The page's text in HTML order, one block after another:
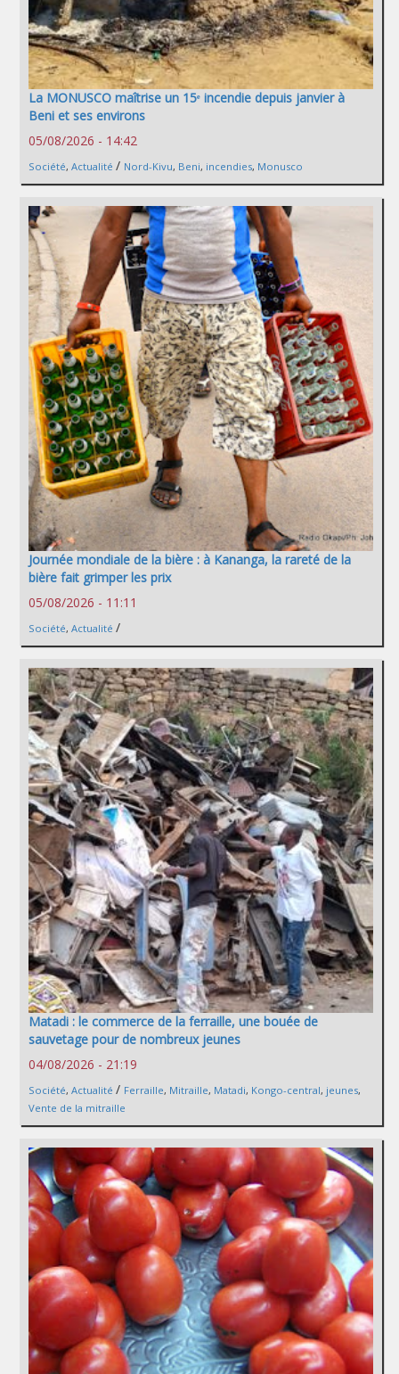
La MONUSCO maîtrise un 15ᵉ incendie depuis janvier à
Beni et ses environs
05/08/2026 - 14:42
Société, Actualité / Nord-Kivu, Beni, incendies, Monusco
Journée mondiale de la bière : à Kananga, la rareté de la
bière fait grimper les prix
05/08/2026 - 11:11
Société, Actualité /
Matadi : le commerce de la ferraille, une bouée de
sauvetage pour de nombreux jeunes
04/08/2026 - 21:19
Société, Actualité / Ferraille, Mitraille, Matadi, Kongo-central, jeunes,
Vente de la mitraille